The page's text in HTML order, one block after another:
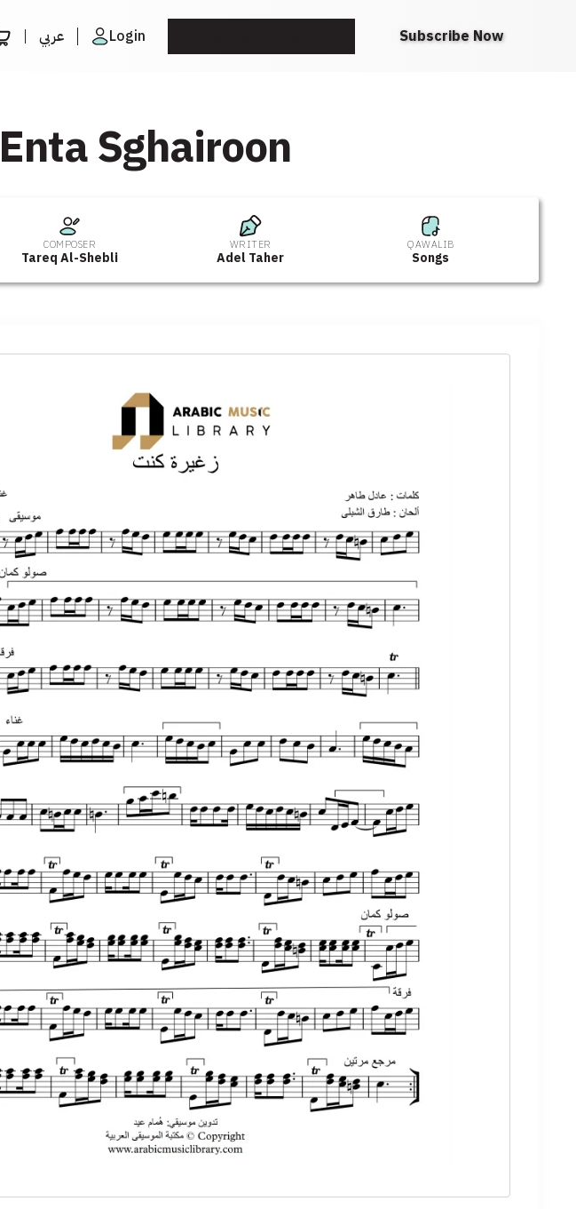
عربي Login Subscribe Now
Sghairoon
COMPOSER
Tareq Al-Shebli
WRITER
Adel Taher
QAWALIB
Songs